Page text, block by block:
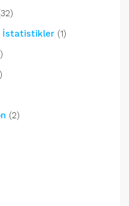
İstatistikler (1)
(2)